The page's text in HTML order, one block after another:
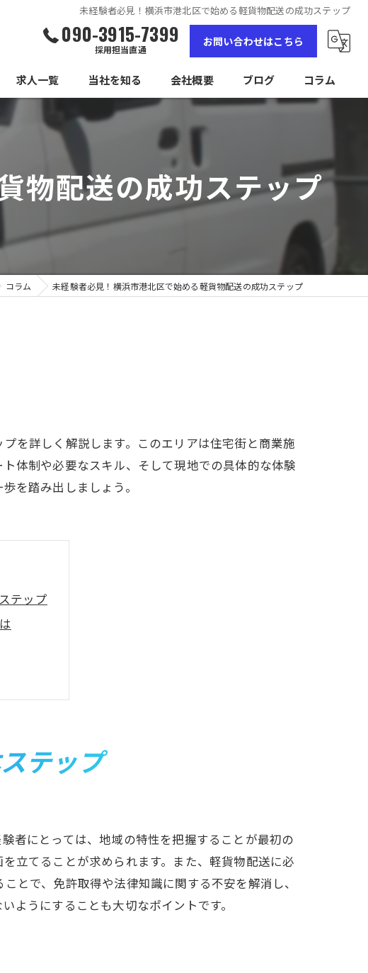
未経験者必見！横浜市港北区で始める軽貨物配送の成功ステップ
090-3915-7399
採用担当直通
お問い合わせはこちら
求人一覧 当社を知る
未経験
経験者
会社概要 ブログ コラム
物配送の成功ステップ
コラム 未経験者必見！横浜市港北区で始める軽貨物配送の成功ステップ
を詳しく解説します。このエリアは住宅街と商業施
体制や必要なスキル、そして現地での具体的な体験
を踏み出しましょう。
テップ
テップ
者にとっては、地域の特性を把握することが最初の
立てることが求められます。また、軽貨物配送に必
とで、免許取得や法律知識に関する不安を解消し、
ようにすることも大切なポイントです。